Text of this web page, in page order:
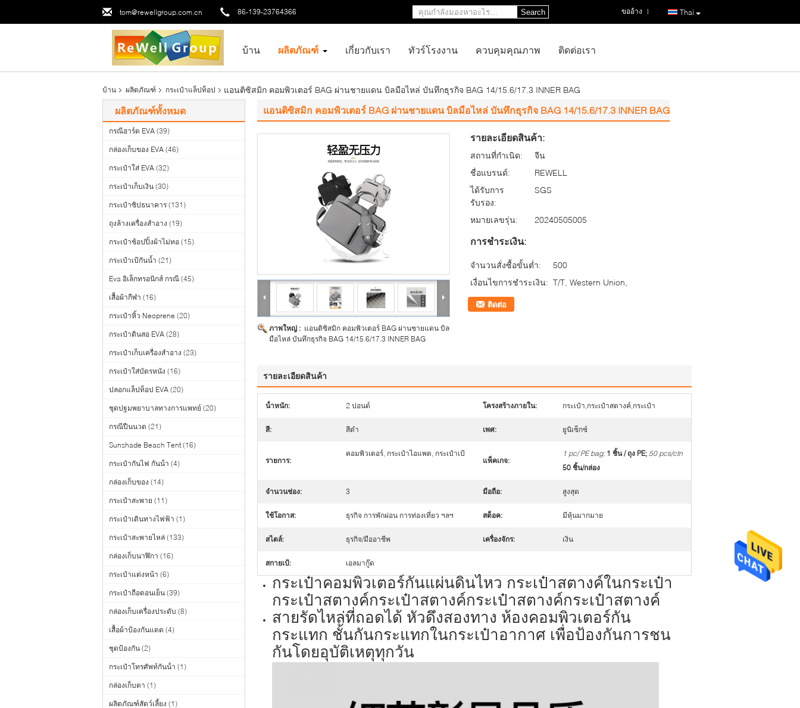
tom@rewellgroup.com.cn 86-139-23764366 Thai
ขออ้าง |
Search
บ้าน ผลิตภัณฑ์ เกี่ยวกับเรา ทัวร์โรงงาน ควบคุมคุณภาพ ติดต่อเรา
บ้าน ผลิตภัณฑ์ กระเป๋าแล็ปท็อป แอนติซิสมิก คอมพิวเตอร์ BAG ผ่านชายแดน บิลมือไหล่ บันทึกธุรกิจ BAG 14/15.6/17.3 INNER BAG
ผลิตภัณฑ์ทั้งหมด
กรณีฮาร์ด EVA (39)
กล่องเก็บของ EVA (46)
กระเป๋าใส่ EVA (32)
กระเป๋าเก็บเงิน (30)
กระเป๋าซิปธนาคาร (131)
ถุงล้างเครื่องสำอาง (19)
กระเป๋าช้อปปิ้งผ้าไม่ทอ (15)
กระเป๋าเป้กันน้ำ (21)
Eva อิเล็กทรอนิกส์ กรณี (45)
เสื้อผ้ากีฬา (16)
กระเป๋าหิ้ว Neoprene (20)
กระเป๋าดินสอ EVA (28)
กระเป๋าเก็บเครื่องสำอาง (23)
กระเป๋าใส่บัตรหนัง (16)
ปลอกแล็ปท็อป EVA (20)
ชุดปฐมพยาบาลทางการแพทย์ (20)
กรณีปืนนวด (21)
Sunshade Beach Tent (16)
กระเป๋ากันไฟ กันน้ํา (4)
กล่องเก็บของ (14)
กระเป๋าสะพาย (11)
กระเป๋าเดินทางไฟฟ้า (1)
กระเป๋าสะพายไหล่ (133)
กล่องเก็บนาฬิกา (16)
กระเป๋าแต่งหน้า (6)
กระเป๋าถือตอนเย็น (39)
กล่องเก็บเครื่องประดับ (8)
เสื้อผ้าป้องกันแดด (4)
ชุดป้องกัน (2)
กระเป๋าโทรศัพท์กันน้ํา (1)
กล่องเก็บตา (1)
ผลิตภัณฑ์สัตว์เลี้ยง (1)
แอนติซิสมิก คอมพิวเตอร์ BAG ผ่านชายแดน บิลมือไหล่ บันทึกธุรกิจ BAG 14/15.6/17.3 INNER BAG
ภาพใหญ่ : แอนติซิสมิก คอมพิวเตอร์ BAG ผ่านชายแดน บิล
มือไหล่ บันทึกธุรกิจ BAG 14/15.6/17.3 INNER BAG
รายละเอียดสินค้า:
สถานที่กำเนิด:
จีน
ชื่อแบรนด์:
REWELL
ได้รับการ
รับรอง:
SGS
หมายเลขรุ่น: 20240505005
การชำระเงิน:
จำนวนสั่งซื้อขั้นต่ำ:
500
เงื่อนไขการชำระเงิน: T/T, Western Union,
ติดต่อ
รายละเอียดสินค้า
น้ําหนัก: 2 ปอนด์ โครงสร้างภายใน: กระเป๋า,กระเป๋าสตางค์,กระเป๋า
สี: สีดำ เพศ: ยูนิเซ็กซ์
รายการ:
คอมพิวเตอร์, กระเป๋าไอแพด, กระเป๋าเป้
แพ็คเกจ:
1 pc/ PE bag; 1 ชิ้น / ถุง PE; 50 pcs/ctn
50 ชิ้น/กล่อง
จำนวนช่อง: 3 มือถือ: สูงสุด
ใช้โอกาส: ธุรกิจ การพักผ่อน การท่องเที่ยว ฯลฯ สต็อค: มีหุ้นมากมาย
สไตล์: ธุรกิจ/มืออาชีพ เครื่องจักร: เงิน
สกายเป้: เอลมากู๊ด
กระเป๋าคอมพิวเตอร์กันแผ่นดินไหว กระเป๋าสตางค์ในกระเป๋า
กระเป๋าสตางค์กระเป๋าสตางค์กระเป๋าสตางค์กระเป๋าสตางค์
สายรัดไหล่ที่ถอดได้ หัวดึงสองทาง ห้องคอมพิวเตอร์กัน
กระแทก ชั้นกันกระแทกในกระเป๋าอากาศ เพื่อป้องกันการชน
กันโดยอุบัติเหตุทุกวัน